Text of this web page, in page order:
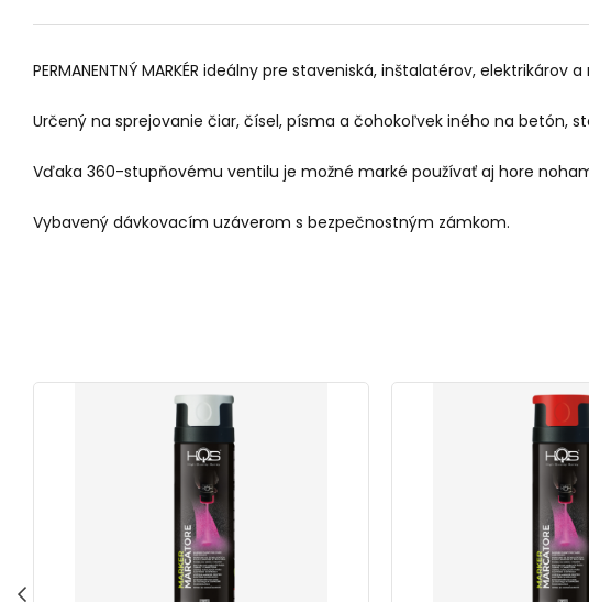
PERMANENTNÝ MARKÉR ideálny pre staveniská, inštalatérov,
Určený na sprejovanie čiar, čísel, písma a čohokoľvek iného na betón,
Vďaka 360-stupňovému ventilu je možné marké používať aj hore
Vybavený dávkovacím uzáverom s bezpečnostným zámkom.